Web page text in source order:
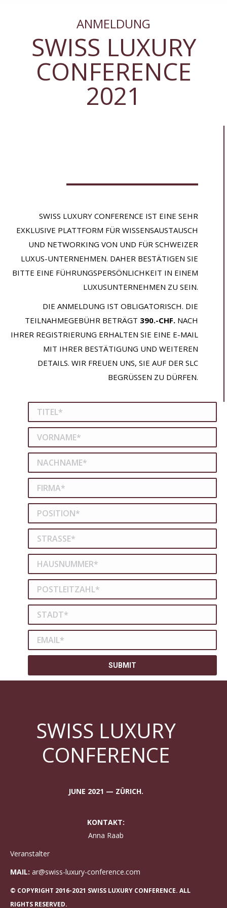
ANMELDUNG
SWISS LUXURY
CONFERENCE
2021
SWISS LUXURY CONFERENCE IST EINE SEHR
EXKLUSIVE PLATTFORM FÜR WISSENSAUSTAUSCH
UND NETWORKING VON UND FÜR SCHWEIZER
LUXUS-UNTERNEHMEN. DAHER BESTÄTIGEN SIE
BITTE EINE FÜHRUNGSPERSÖNLICHKEIT IN EINEM
LUXUSUNTERNEHMEN ZU SEIN.
DIE ANMELDUNG IST OBLIGATORISCH. DIE
TEILNAHMEGEBÜHR BETRÄGT 390.-CHF. NACH
IHRER REGISTRIERUNG ERHALTEN SIE EINE E-MAIL
MIT IHRER BESTÄTIGUNG UND WEITEREN
DETAILS. WIR FREUEN UNS, SIE AUF DER SLC
BEGRÜSSEN ZU DÜRFEN.
SWISS LUXURY
CONFERENCE
JUNE 2021 — ZÜRICH.
KONTAKT:
Anna Raab
Veranstalter
MAIL: ar@swiss-luxury-conference.com
© COPYRIGHT 2016-2021 SWISS LUXURY CONFERENCE. ALL
RIGHTS RESERVED.